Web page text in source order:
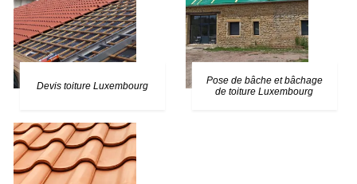
Devis toiture Luxembourg
Pose de bâche et bâchage
de toiture Luxembourg